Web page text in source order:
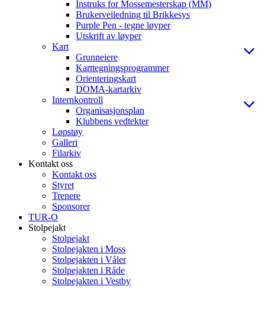
Instruks for Mossemesterskap (MM)
Brukerveiledning til Brikkesys
Purple Pen - tegne løyper
Utskrift av løyper
Kart
Grunneiere
Karttegningsprogrammer
Orienteringskart
DOMA-kartarkiv
Internkontroll
Organisasjonsplan
Klubbens vedtekter
Løpstøy
Galleri
Filarkiv
Kontakt oss
Kontakt oss
Styret
Trenere
Sponsorer
TUR-O
Stolpejakt
Stolpejakt
Stolpejakten i Moss
Stolpejakten i Våler
Stolpejakten i Råde
Stolpejakten i Vestby